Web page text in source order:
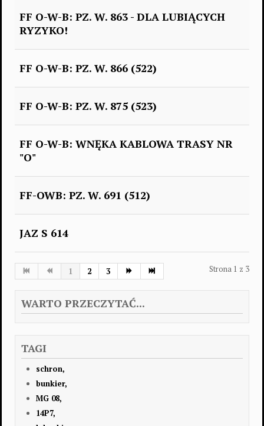
FF O-W-B: PZ. W. 863 - DLA LUBIĄCYCH
RYZYKO!
FF O-W-B: PZ. W. 866 (522)
FF O-W-B: PZ. W. 875 (523)
FF O-W-B: WNĘKA KABLOWA TRASY NR
"O"
FF-OWB: PZ. W. 691 (512)
JAZ S 614
Strona 1 z 3
1 2 3
WARTO PRZECZYTAĆ...
TAGI
schron,
bunkier,
MG 08,
14P7,